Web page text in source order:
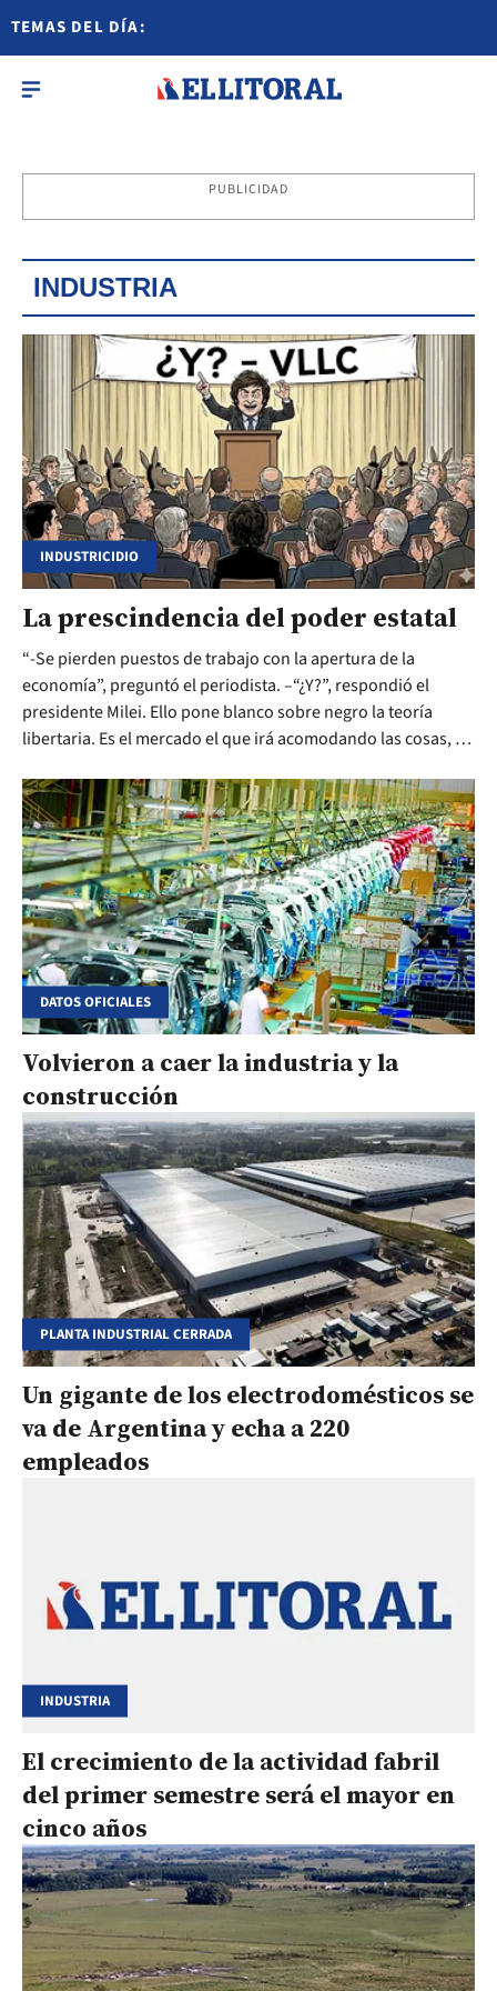
TEMAS DEL DÍA:
PUBLICIDAD
INDUSTRIA
INDUSTRICIDIO
La prescindencia del poder estatal
“-Se pierden puestos de trabajo con la apertura de la
economía”, preguntó el periodista. –“¿Y?”, respondió el
presidente Milei. Ello pone blanco sobre negro la teoría
libertaria. Es el mercado el que irá acomodando las cosas, no
tiene a un presidente “prescindente”. La teoría del descarte
del menos apto.
DATOS OFICIALES
Volvieron a caer la industria y la
construcción
PLANTA INDUSTRIAL CERRADA
Un gigante de los electrodomésticos se
va de Argentina y echa a 220
empleados
INDUSTRIA
El crecimiento de la actividad fabril
del primer semestre será el mayor en
cinco años